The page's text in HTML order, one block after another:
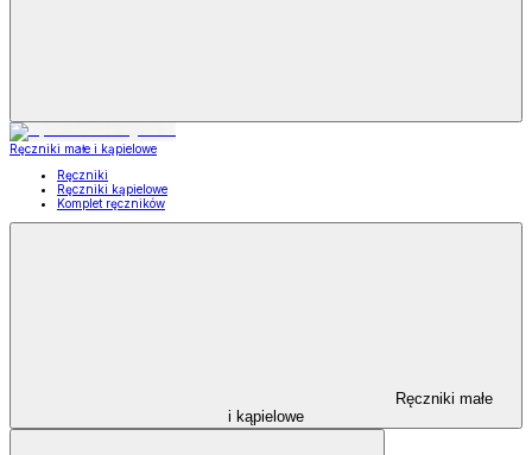
Ręczniki małe i kąpielowe
Ręczniki
Ręczniki kąpielowe
Komplet ręczników
Ręczniki małe
i kąpielowe